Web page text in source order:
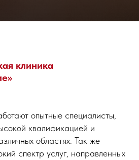
клиника
опытные специалисты,
квалификацией и
областях. Так же
спектр услуг, направленных